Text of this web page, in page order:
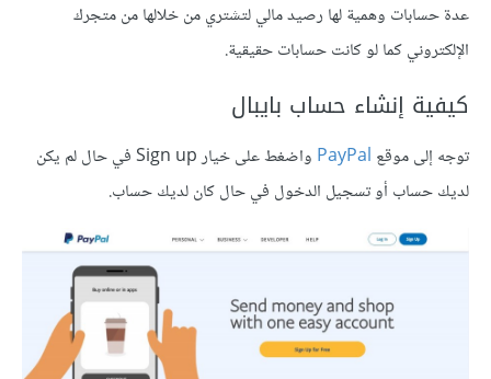
عدة حسابات وهمية لها رصيد مالي لتشتري من خلالها من متجرك
الإلكتروني كما لو كانت حسابات حقيقية.
كيفية إنشاء حساب بايبال
توجه إلى موقع PayPal
واضغط على خيار Sign up في حال لم يكن
لديك حساب أو تسجيل الدخول في حال كان لديك حساب.